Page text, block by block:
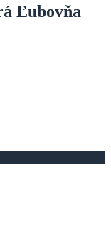
Ľubovňa